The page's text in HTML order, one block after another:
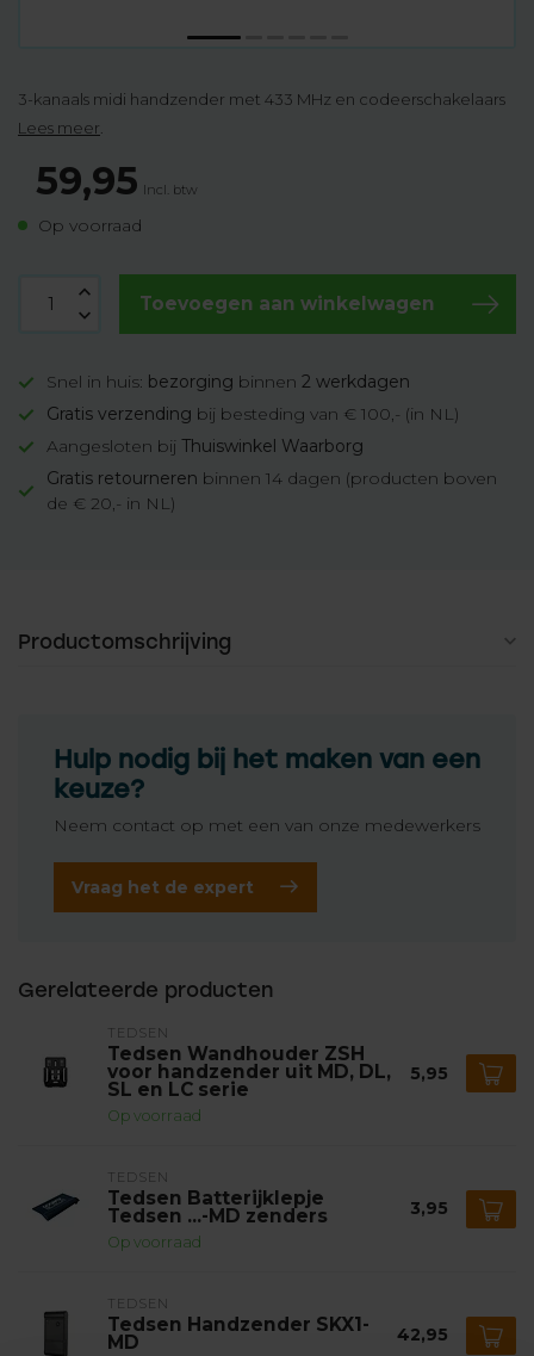
3-kanaals midi handzender met 433 MHz en codeerschakelaars
Lees meer
59,95 Incl. btw
Op voorraad
Toevoegen aan winkelwagen
Snel in huis: bezorging binnen 2 werkdagen
Gratis verzending bij besteding van € 100,- (in NL)
Aangesloten bij Thuiswinkel Waarborg
Gratis retourneren binnen 14 dagen (producten boven
de € 20,- in NL)
Productomschrijving
Hulp nodig bij het maken van een
keuze?
Neem contact op met een van onze medewerkers
Vraag het de expert
Gerelateerde producten
TEDSEN
Tedsen Wandhouder ZSH
voor handzender uit MD, DL,
SL en LC serie
Op voorraad
5,95
TEDSEN
Tedsen Batterijklepje
Tedsen ...-MD zenders
Op voorraad
3,95
TEDSEN
Tedsen Handzender SKX1-
MD 42,95